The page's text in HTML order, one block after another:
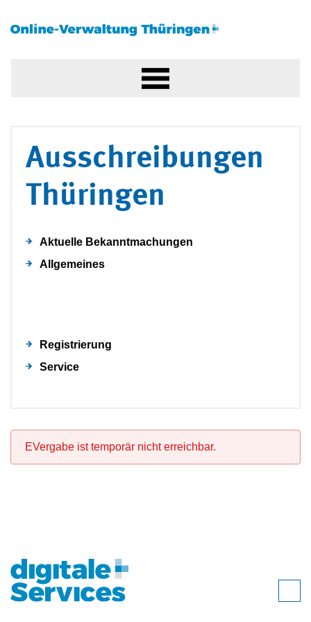
Ausschreibungen
Thüringen
Aktuelle Bekanntmachungen
Allgemeines
Registrierung
Service
EVergabe ist temporär nicht erreichbar.